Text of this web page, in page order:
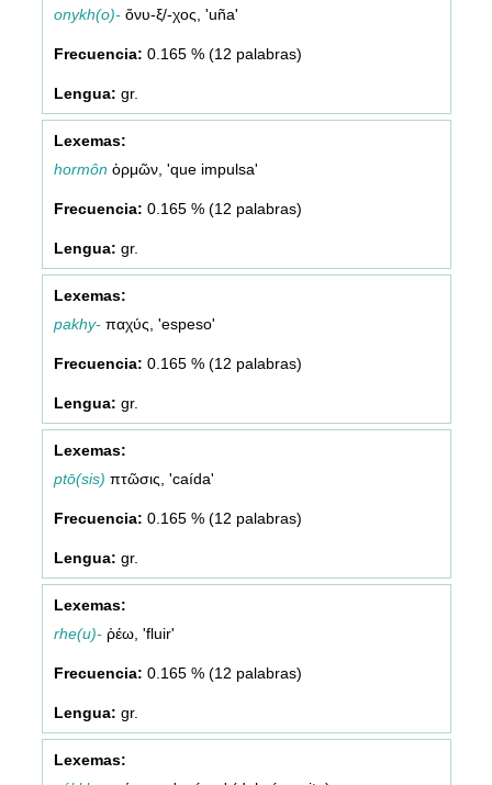
onykh(ο)-ὄνυ-ξ/-χος, 'uña'
0.165 % (12 palabras)
gr.
hormôn ὁρμῶν, 'que impulsa'
0.165 % (12 palabras)
gr.
pakhy-παχύς, 'espeso'
0.165 % (12 palabras)
gr.
ptō(sis) πτῶσις, 'caída'
0.165 % (12 palabras)
gr.
rhe(u)-ῥέω, 'fluir'
0.165 % (12 palabras)
gr.